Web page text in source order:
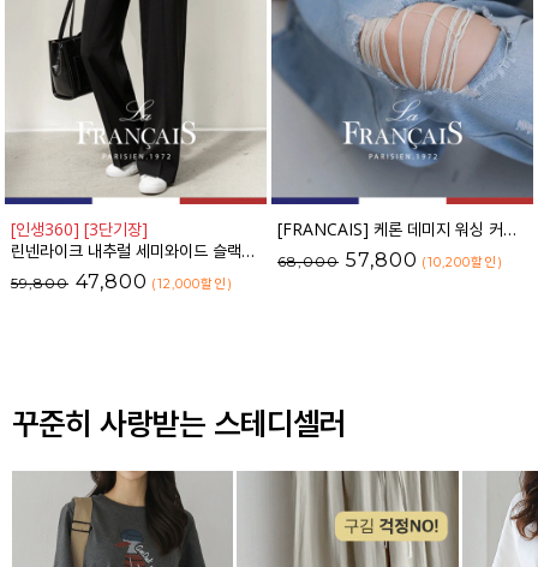
[인생360] [3단기장]
린넨라이크 내추럴 세미와이드 슬랙스_F6S164SL
59,800 47,800 (12,000할인 )
[FRANCAIS] 케론 데미지 워싱 커브라인 와이드 데님팬츠_F6H479DP
68,000 57,800 (10,200할인 )
꾸준히 사랑받는 스테디셀러